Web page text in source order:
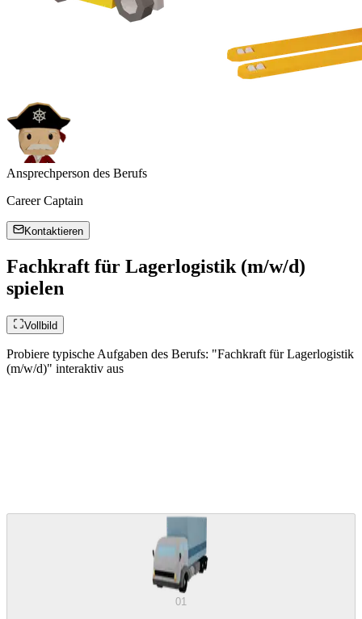
Ansprechperson des Berufs
Career Captain
Kontaktieren
Fachkraft für Lagerlogistik (m/w/d)
spielen
Vollbild
Probiere typische Aufgaben des Berufs: "Fachkraft für Lagerlogistik
(m/w/d)" interaktiv aus
01